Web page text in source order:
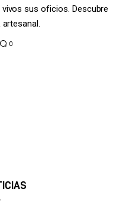
sus oficios. Descubre
0